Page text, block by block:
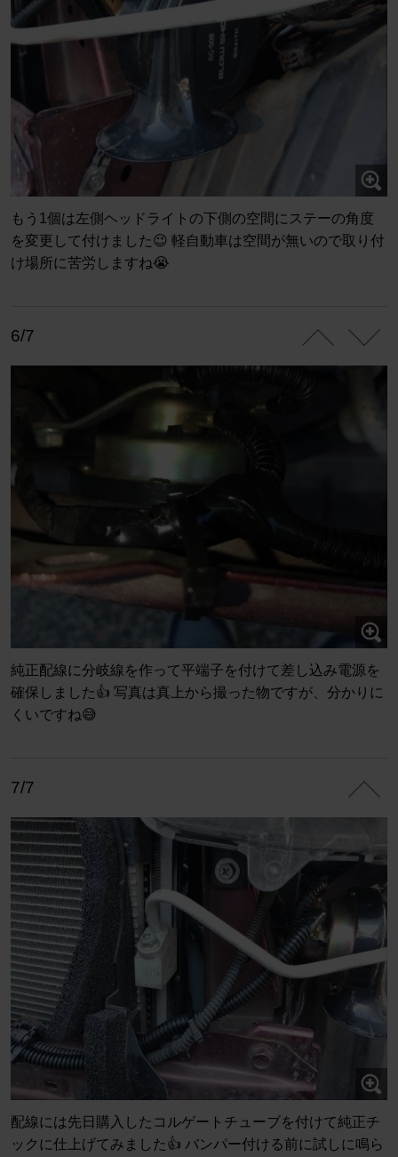
もう1個は左側ヘッドライトの下側の空間にステーの角度
を変更して付けました😉 軽自動車は空間が無いので取り付
け場所に苦労しますね😭
6/7
純正配線に分岐線を作って平端子を付けて差し込み電源を
確保しました👍️ 写真は真上から撮った物ですが、分かりに
くいですね😅
7/7
配線には先日購入したコルゲートチューブを付けて純正チ
ックに仕上げてみました👍️ バンパー付ける前に試しに鳴ら